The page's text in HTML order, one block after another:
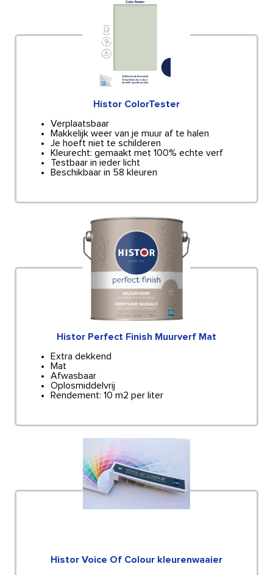
Histor ColorTester
Verplaatsbaar
Makkelijk weer van je muur af te halen
Je hoeft niet te schilderen
Kleurecht: gemaakt met 100% echte verf
Testbaar in ieder licht
Beschikbaar in 58 kleuren
Histor Perfect Finish Muurverf Mat
Extra dekkend
Mat
Afwasbaar
Oplosmiddelvrij
Rendement: 10 m2 per liter
Histor Voice Of Colour kleurenwaaier